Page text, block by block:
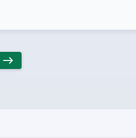
east
Következő oldal